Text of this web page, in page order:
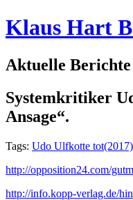
Klaus Hart
Aktuelle
Systemkritiker
Ansage“.
Tags: Udo Ulfkotte tot(2017)
http://opposition24.com/
http://info.kopp-verlag.de/